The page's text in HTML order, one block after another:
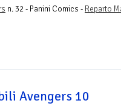
n. 32 - Panini Comics - Reparto
Avengers 10